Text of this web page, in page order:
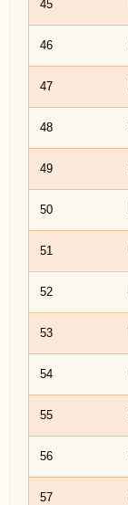
45
46
47
48
49
50
51
52
53
54
55
56
57